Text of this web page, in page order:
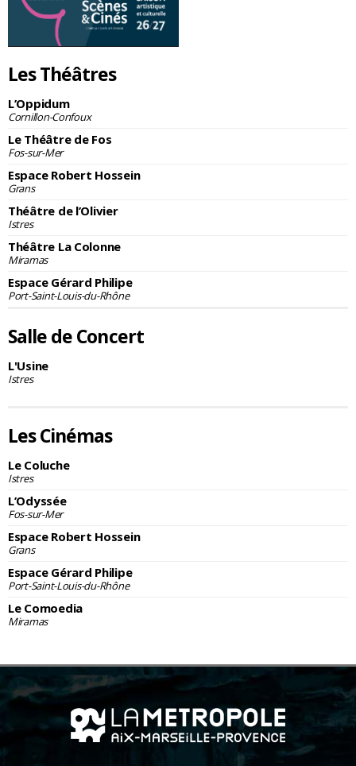
Les Théâtres
L’Oppidum
Cornillon-Confoux
Le Théâtre de Fos
Fos-sur-Mer
Espace Robert Hossein
Grans
Théâtre de l’Olivier
Istres
Théâtre La Colonne
Miramas
Espace Gérard Philipe
Port-Saint-Louis-du-Rhône
Salle de Concert
L'Usine
Istres
Les Cinémas
Le Coluche
Istres
L’Odyssée
Fos-sur-Mer
Espace Robert Hossein
Grans
Espace Gérard Philipe
Port-Saint-Louis-du-Rhône
Le Comoedia
Miramas